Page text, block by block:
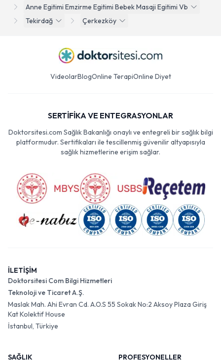
Anne Egitimi Emzirme Egitimi Bebek Masaji Egitimi Vb
Tekirdağ
Çerkezköy
VideolarBlogOnline TerapiOnline Diyet
SERTİFİKA VE ENTEGRASYONLAR
Doktorsitesi.com Sağlık Bakanlığı onaylı ve entegreli bir sağlık bilgi
platformudur. Sertifikaları ile tescillenmiş güvenilir altyapısıyla
sağlık hizmetlerine erişim sağlar.
İLETİŞİM
Doktorsitesi Com Bilgi Hizmetleri
Teknoloji ve Ticaret A.Ş.
Maslak Mah. Ahi Evran Cd. A.O.S 55 Sokak No:2 Aksoy Plaza Giriş
Kat Kolektif House
İstanbul, Türkiye
SAĞLIK
PROFESYONELLER